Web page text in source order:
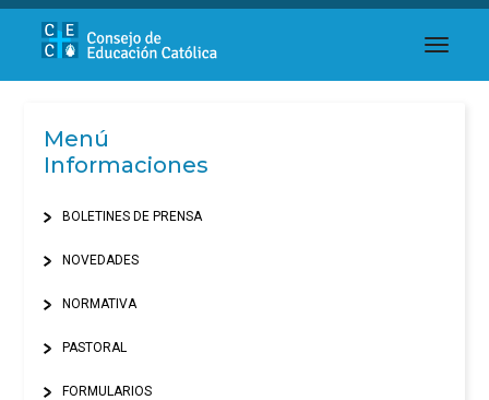
Menú
Informaciones
BOLETINES DE PRENSA
NOVEDADES
NORMATIVA
PASTORAL
FORMULARIOS